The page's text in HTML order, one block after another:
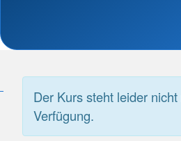
Der Kurs steht leider
Verfügung.